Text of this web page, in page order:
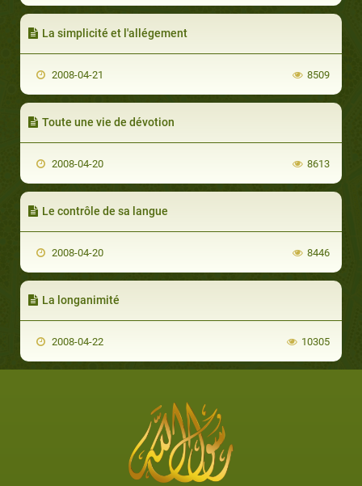
La simplicité et l'allégement
2008-04-21 8509
Toute une vie de dévotion
2008-04-20 8613
Le contrôle de sa langue
2008-04-20 8446
La longanimité
2008-04-22 10305